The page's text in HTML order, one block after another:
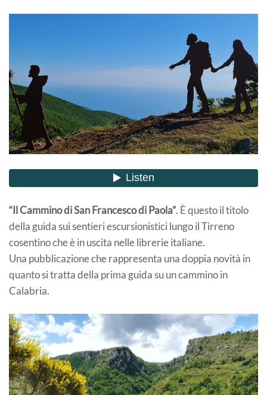
“Il Cammino di San Francesco di Paola”. È questo il titolo
della guida sui sentieri escursionistici lungo il Tirreno
cosentino che è in uscita nelle librerie italiane.
Una pubblicazione che rappresenta una doppia novità in
quanto si tratta della prima guida su un cammino in
Calabria.